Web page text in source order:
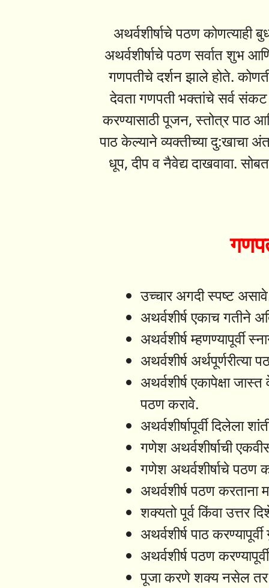
अथर्वशीर्षाचे पठण कोणत्याही
अथर्वशीर्षाचे पठण सर्वात शुभ
गणपतीचे दर्शन झाले होते.
देवता गणपती भक्तांचे सर्व
करण्यासाठी पूजन, स्तोत्र पाठ
पाठ केल्याने व्यक्तीच्या दु:खाचा
धूप, दीप व नैवेद्य दाखवावा.
उच्चार अगदी स्पष्ट
अथर्वशीर्ष एकाच गतीने
अथर्वशीर्ष म्हणण्यापूर्वी
अथर्वशीर्ष
अथर्वशीर्ष एकापेक्षा
पठण करावे.
अथर्वशीर्षापूर्वी दिलेला
गणेश अथर्वशीर्षाची
गणेश अथर्वशीर्षाचे पठण
अथर्वशीर्ष पठण करताना
शक्यतो पूर्व किंवा उत्तर
अथर्वशीर्ष पाठ
अथर्वशीर्ष पठण
पूजा करणे शक्य नसेल तर